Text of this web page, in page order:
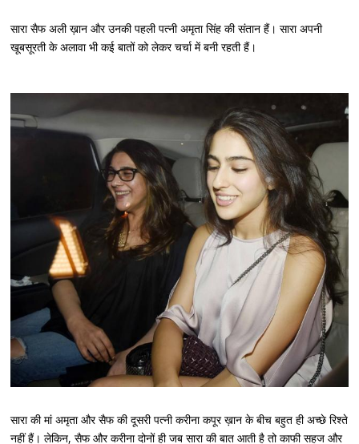
सारा सैफ अली ख़ान और उनकी पहली पत्नी अमृता सिंह की संतान हैं। सारा अपनी
खूबसूरती के अलावा भी कई बातों को लेकर चर्चा में बनी रहती हैं।
सारा की मां अमृता और सैफ की दूसरी पत्नी करीना कपूर ख़ान के बीच बहुत ही अच्छे रिश्ते
नहीं हैं। लेकिन, सैफ और करीना दोनों ही जब सारा की बात आती है तो काफी सहज और